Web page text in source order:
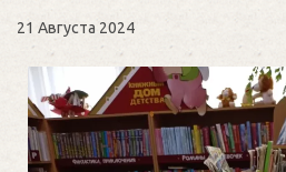
21 Августа 2024